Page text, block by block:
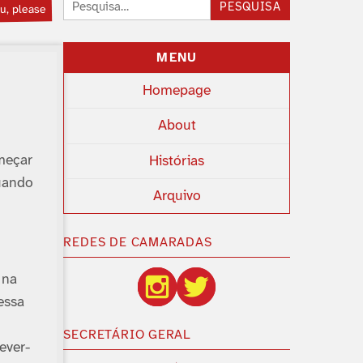
please Pesquisar: PESQUISA
MENU
Homepage
About
Histórias
Arquivo
REDES DE CAMARADAS
SECRETÁRIO GERAL